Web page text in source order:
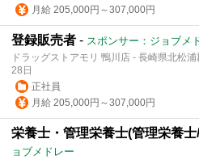
月給 205,000円～307,000円
登録販売者 - スポンサー：ジョブメ
ドラッグストアモリ 鴨川店 - 長崎県北松
28日
正社員
月給 205,000円～307,000円
栄養士・管理栄養士(管理栄養
ョブメドレー